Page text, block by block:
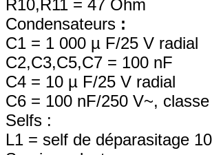
R10,R11 = 47 Ohm
Condensateurs :
C1 = 1 000 µ F/25 V radial
C2,C3,C5,C7 = 100 nF
C4 = 10 µ F/25 V radial
C6 = 100 nF/250 V~,
Selfs :
L1 = self de déparasitage